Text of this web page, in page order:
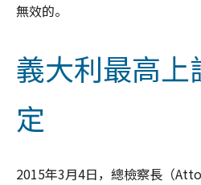
無效的。
義大利最高上
定
2015年3月4日，總檢察長（